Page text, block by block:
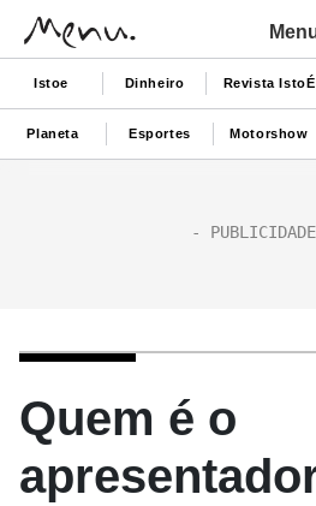
Istoe Dinheiro Revista IstoÉ
Planeta Esportes Motorshow
Quem é o